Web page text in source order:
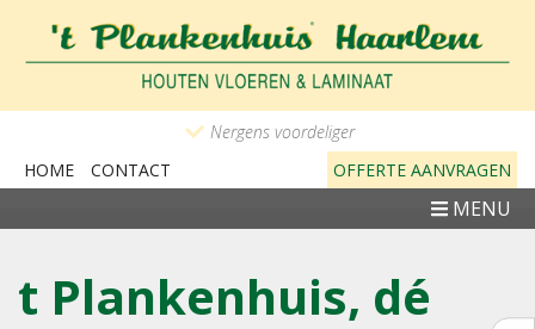
Nergens voordeliger
HOME
CONTACT OFFERTE AANVRAGEN
MENU
t Plankenhuis, dé